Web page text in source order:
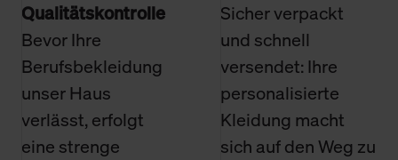
Qualitätskontrolle
Bevor Ihre
Berufsbekleidung
unser Haus
verlässt, erfolgt
eine strenge
Sicher verpackt
und schnell
versendet: Ihre
personalisierte
Kleidung macht
sich auf den Weg zu